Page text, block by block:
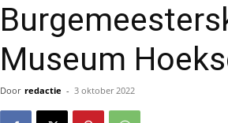
Museum
Door redactie - 3 oktober 2022